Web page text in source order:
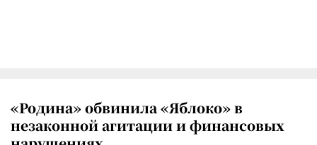
«Родина» обвинила «Яблоко» в
незаконной агитации и финансовых